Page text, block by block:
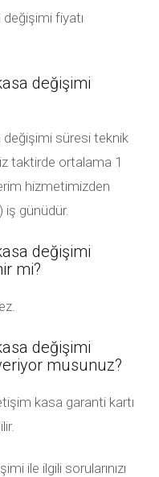
fiyatı
değişimi
süresi teknik
taktirde ortalama 1
hizmetimizden
iş günüdür.
değişimi
mi?
değişimi
musunuz?
kasa garanti kartı
ile ilgili sorularınızı